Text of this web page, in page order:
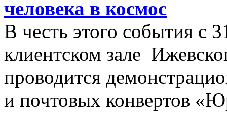
человека в космос
В честь этого события с
клиентском зале
проводится
и почтовых конвертов